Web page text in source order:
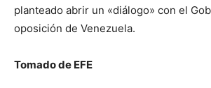
planteado abrir un «diálogo» con el
oposición de Venezuela.
Tomado de EFE